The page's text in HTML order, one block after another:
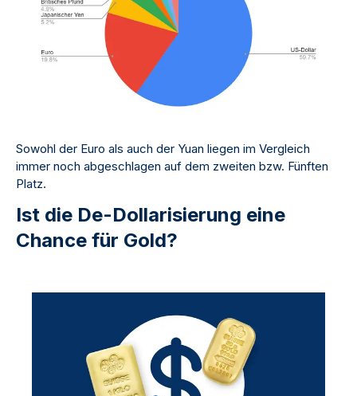
Sowohl der Euro als auch der Yuan liegen im Vergleich
immer noch abgeschlagen auf dem zweiten bzw. Fünften
Platz.
Ist die De-Dollarisierung eine
Chance für Gold?